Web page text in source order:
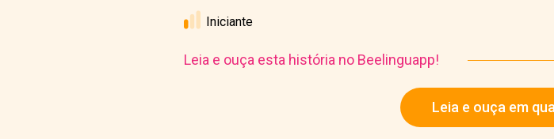
Iniciante
Leia e ouça esta história no Beelinguapp!
Leia e ouça em